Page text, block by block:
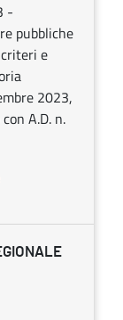
-
pubbliche
e
2023,
A.D. n.